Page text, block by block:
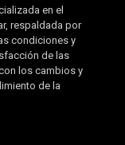
en el
respaldada por
condiciones y
de las
los cambios y
de la